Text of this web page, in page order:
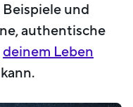
und
authentische
deinem Leben
kann.